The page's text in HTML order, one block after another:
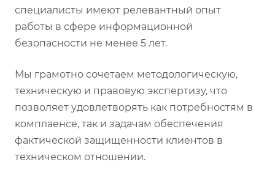
специалисты имеют релевантный опыт
работы в сфере информационной
безопасности не менее 5 лет.
Мы грамотно сочетаем методологическую,
техническую и правовую экспертизу, что
позволяет удовлетворять как потребностям в
комплаенсе, так и задачам обеспечения
фактической защищенности клиентов в
техническом отношении.